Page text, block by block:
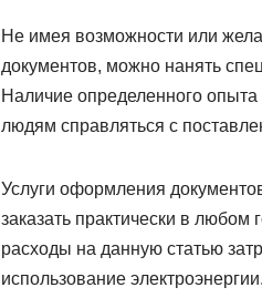
Не имея возможности или
документов, можно нанять
Наличие определенного
людям справляться с
Услуги оформления
заказать практически в
расходы на данную статью
использование электроэнергии.